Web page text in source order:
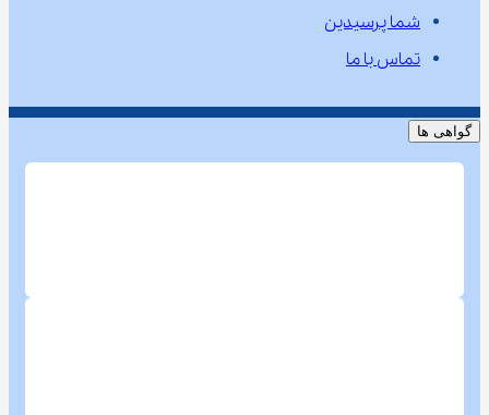
شما پرسیدین
تماس با ما
گواهی ها